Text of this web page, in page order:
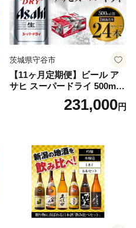
茨城県守谷市
【11ヶ月定期便】ビール ア
サヒ スーパードライ 500ml 2
4本 1ケース×11ヶ月 | アサヒ
ビール 究極の辛口 酒 お酒 ア
uper dry 11回 缶ビール 缶 ギ
フト 内祝い 茨城県守谷市 送
料無料
231,000円